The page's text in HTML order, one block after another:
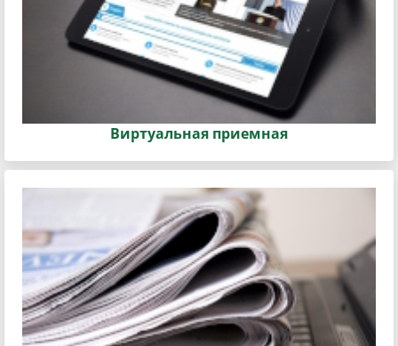
Виртуальная приемная